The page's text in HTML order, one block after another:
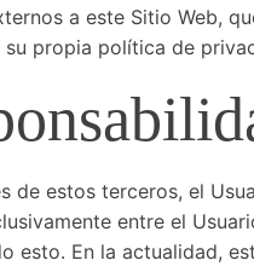
a este Sitio Web,
propia política de
estos terceros, el
entre el
En la actualidad,